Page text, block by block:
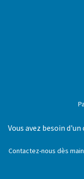
Vous avez besoin
Contactez-nous dès